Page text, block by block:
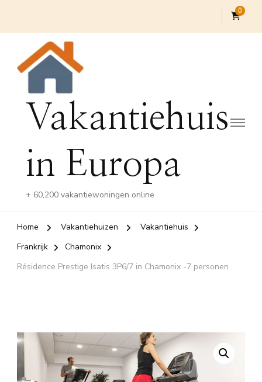
0
Vakantiehuis
in Europa
+ 60,200 vakantiewoningen online
Home Vakantiehuizen
Vakantiehuis
Frankrijk
Chamonix
Résidence Prestige Isatis 3P6/7 in Chamonix -7 personen